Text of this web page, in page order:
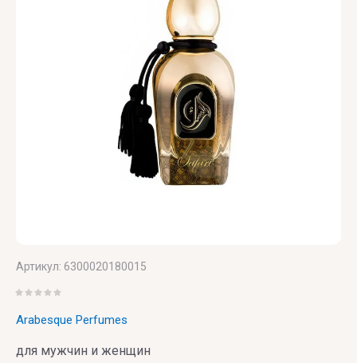
Артикул: 6300020180015
Arabesque Perfumes
для мужчин и женщин